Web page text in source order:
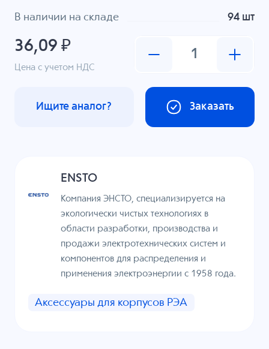
В наличии на складе 94 шт
36,09 ₽
Цена с учетом НДС
Заказать
Ищите аналог?
ENSTO
Компания ЭНСТО, специализируется на
экологически чистых технологиях в
области разработки, производства и
продажи электротехнических систем и
компонентов для распределения и
применения электроэнергии с 1958 года.
Аксессуары для корпусов РЭА